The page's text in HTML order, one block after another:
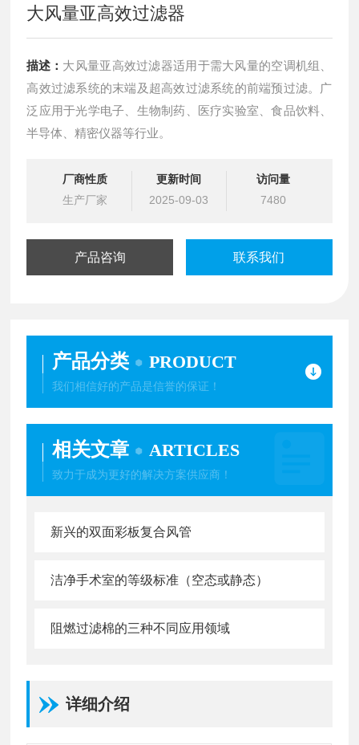
大风量亚高效过滤器
描述： 大风量亚高效过滤器适用于需大风量的空调机组、
高效过滤系统的末端及超高效过滤系统的前端预过滤。广
泛应用于光学电子、生物制药、医疗实验室、食品饮料、
半导体、精密仪器等行业。
厂商性质
生产厂家
更新时间
2025-09-03
访问量
7480
产品咨询 联系我们
产品分类 PRODUCT
我们相信好的产品是信誉的保证！
相关文章 ARTICLES
致力于成为更好的解决方案供应商！
新兴的双面彩板复合风管
洁净手术室的等级标准（空态或静态）
阻燃过滤棉的三种不同应用领域
详细介绍